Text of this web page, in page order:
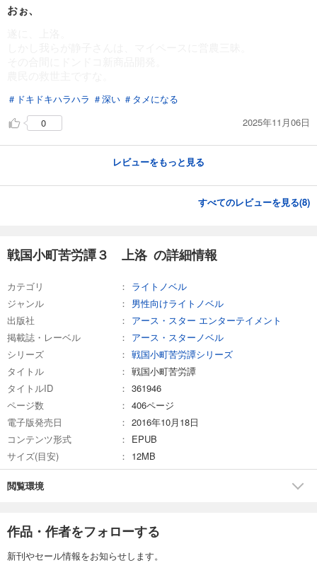
おぉ、
＃ドキドキハラハラ ＃深い ＃タメになる
0
2025年11月06日
レビューをもっと見る
すべてのレビューを見る(8)
戦国小町苦労譚３ 上洛 の詳細情報
カテゴリ
ライトノベル
ジャンル
男性向けライトノベル
出版社
アース・スター エンターテイメント
掲載誌・レーベル
アース・スターノベル
シリーズ
戦国小町苦労譚シリーズ
タイトル
戦国小町苦労譚
タイトルID
361946
ページ数
406ページ
電子版発売日
2016年10月18日
コンテンツ形式
EPUB
サイズ(目安)
12MB
閲覧環境
作品・作者をフォローする
新刊やセール情報をお知らせします。